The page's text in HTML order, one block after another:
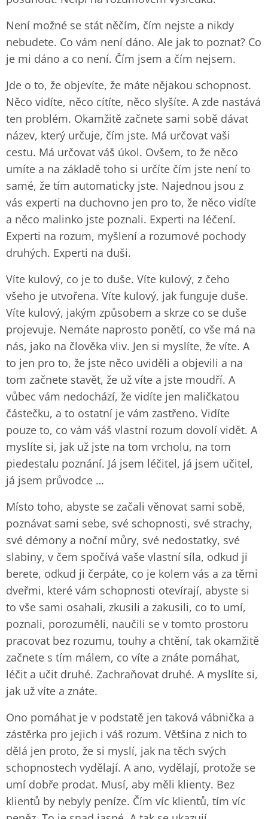
Není možné se stát něčím, čím nejste a nikdy
nebudete. Co vám není dáno. Ale jak to poznat? Co
je mi dáno a co není. Čím jsem a čím nejsem.
Jde o to, že objevíte, že máte nějakou schopnost.
Něco vidíte, něco cítíte, něco slyšíte. A zde nastává
ten problém. Okamžitě začnete sami sobě dávat
název, který určuje, čím jste. Má určovat vaši
cestu. Má určovat váš úkol. Ovšem, to že něco
umíte a na základě toho si určíte čím jste není to
samé, že tím automaticky jste. Najednou jsou z
vás experti na duchovno jen pro to, že něco vidíte
a něco malinko jste poznali. Experti na léčení.
Experti na rozum, myšlení a rozumové pochody
druhých. Experti na duši.
Víte kulový, co je to duše. Víte kulový, z čeho
všeho je utvořena. Víte kulový, jak funguje duše.
Víte kulový, jakým způsobem a skrze co se duše
projevuje. Nemáte naprosto ponětí, co vše má na
nás, jako na člověka vliv. Jen si myslíte, že víte. A
to jen pro to, že jste něco uviděli a objevili a na
tom začnete stavět, že už víte a jste moudří. A
vůbec vám nedochází, že vidíte jen maličkatou
částečku, a to ostatní je vám zastřeno. Vidíte
pouze to, co vám váš vlastní rozum dovolí vidět. A
myslíte si, jak už jste na tom vrcholu, na tom
piedestalu poznání. Já jsem léčitel, já jsem učitel,
já jsem průvodce …
Místo toho, abyste se začali věnovat sami sobě,
poznávat sami sebe, své schopnosti, své strachy,
své démony a noční můry, své nedostatky, své
slabiny, v čem spočívá vaše vlastní síla, odkud ji
berete, odkud ji čerpáte, co je kolem vás a za těmi
dveřmi, které vám schopnosti otevírají, abyste si
to vše sami osahali, zkusili a zakusili, co to umí,
poznali, porozuměli, naučili se v tomto prostoru
pracovat bez rozumu, touhy a chtění, tak okamžitě
začnete s tím málem, co víte a znáte pomáhat,
léčit a učit druhé. Zachraňovat druhé. A myslíte si,
jak už víte a znáte.
Ono pomáhat je v podstatě jen taková vábnička a
zástěrka pro jejich i váš rozum. Většina z nich to
dělá jen proto, že si myslí, jak na těch svých
schopnostech vydělají. A ano, vydělají, protože se
umí dobře prodat. Musí, aby měli klienty. Bez
klientů by nebyly peníze. Čím víc klientů, tím víc